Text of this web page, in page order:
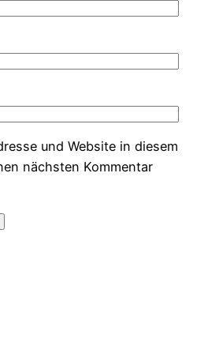
und Website in diesem
nächsten Kommentar